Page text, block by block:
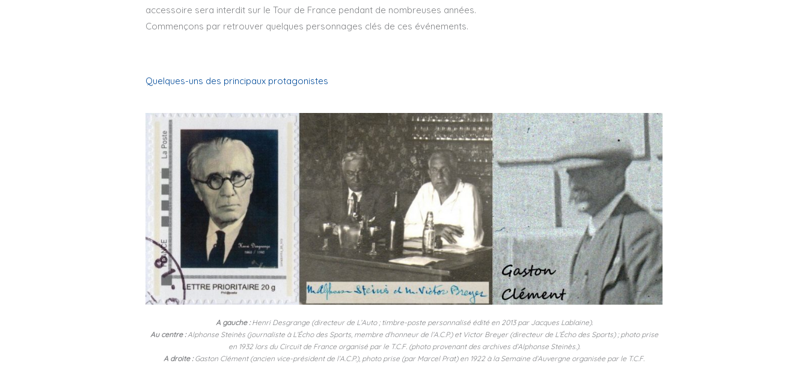
accessoire sera interdit sur le Tour de France pendant de nombreuses années.
Commençons par retrouver quelques personnages clés de ces événements.
Quelques-uns des principaux protagonistes
A gauche :Henri Desgrange (directeur de L’Auto ; timbre-poste personnalisé édité en 2013 par Jacques Lablaine).
Au centre :Alphonse Steinès (journaliste à L’Écho des Sports, membre d’honneur de l’A.C.P.) et Victor Breyer (directeur de L’Écho des Sports) ; photo prise
en 1932 lors du Circuit de France organisé par le T.C.F. (photo provenant des archives d’Alphonse Steinès.).
A droite :Gaston Clément (ancien vice-président de l’A.C.P.), photo prise (par Marcel Prat) en 1922 à la Semaine d’Auvergne organisée par le T.C.F.